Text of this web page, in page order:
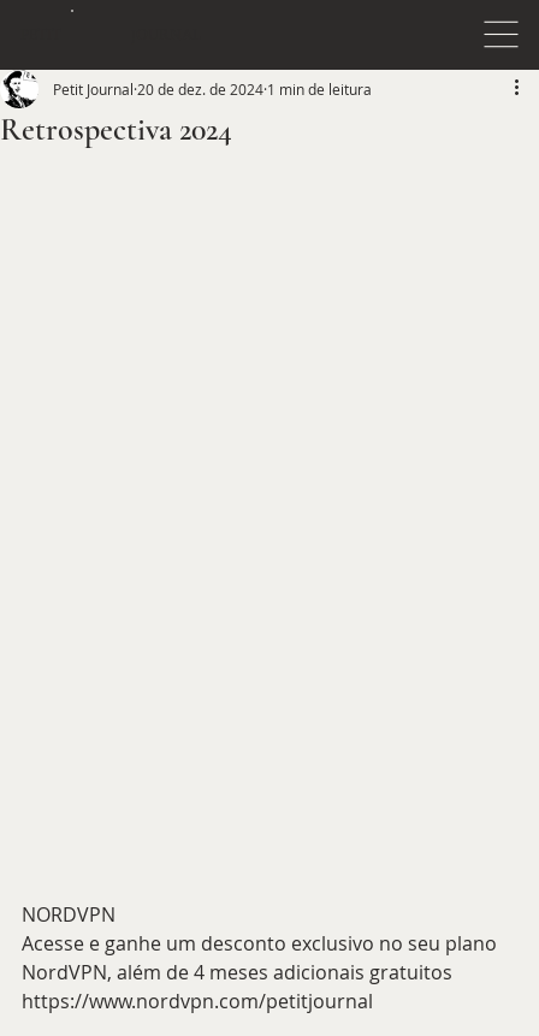
Retrospectiva 2024
Petit Journal 20 de dez. de 2024 1 min de leitura
NORDVPN
Acesse e ganhe um desconto exclusivo no seu plano
NordVPN, além de 4 meses adicionais gratuitos
https://www.nordvpn.com/petitjournal